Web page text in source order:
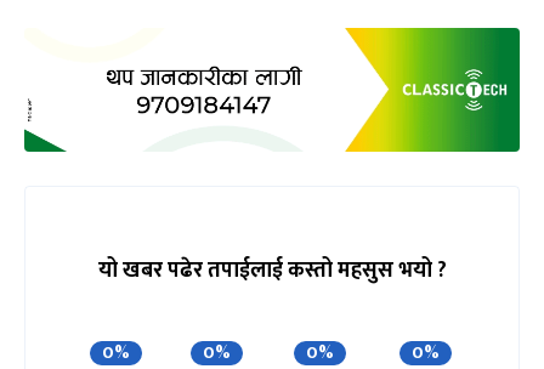
यो खबर पढेर तपाईलाई कस्तो महसुस भयो ?
0% 0% 0% 0%